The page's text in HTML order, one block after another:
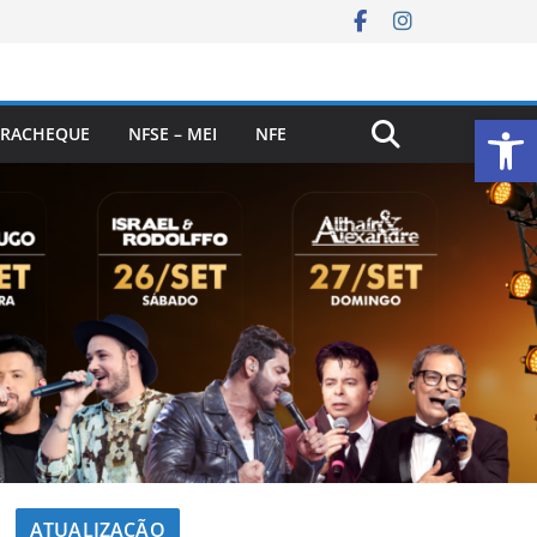
NFSE – MEI NFE
ATUALIZAÇÃO